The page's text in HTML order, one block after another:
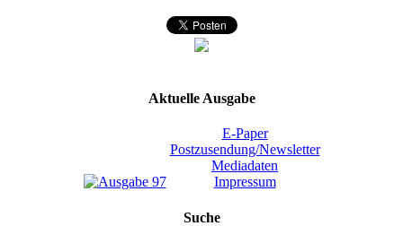
Aktuelle Ausgabe
E-Paper
Postzusendung/Newsletter
Mediadaten
Impressum
Suche